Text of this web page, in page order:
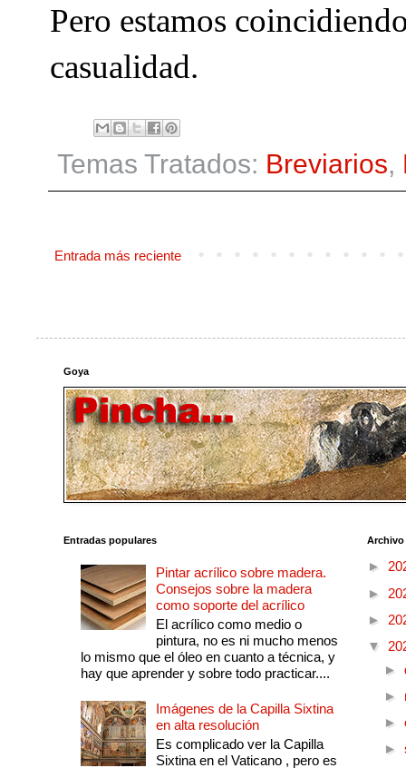
Pero estamos
casualidad.
Temas Tratados: Breviarios,
Entrada más reciente
Goya
Entradas populares
Pintar acrílico sobre madera.
Consejos sobre la madera
como soporte del acrílico
El acrílico como medio o
pintura, no es ni mucho menos
lo mismo que el óleo en cuanto a técnica, y
hay que aprender y sobre todo practicar....
Imágenes de la Capilla Sixtina
en alta resolución
Es complicado ver la Capilla
Sixtina en el Vaticano , pero es
►
►
►
▼
►
►
►
►